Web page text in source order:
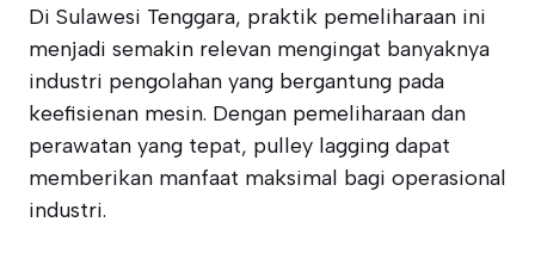
Di Sulawesi Tenggara, praktik pemeliharaan ini
menjadi semakin relevan mengingat banyaknya
industri pengolahan yang bergantung pada
keefisienan mesin. Dengan pemeliharaan dan
perawatan yang tepat, pulley lagging dapat
memberikan manfaat maksimal bagi operasional
industri.